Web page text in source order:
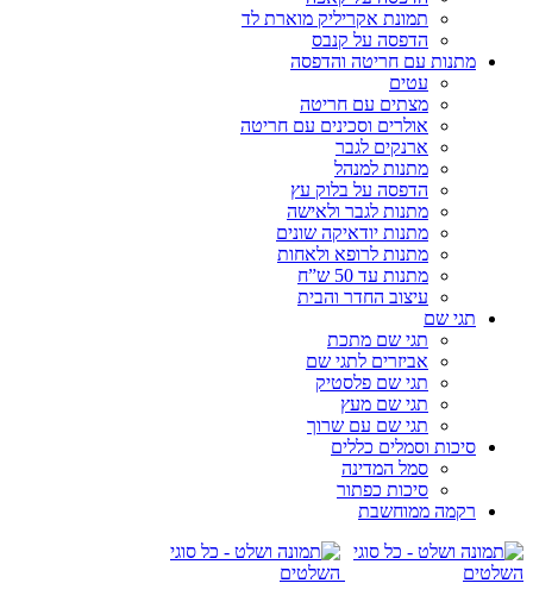
תמונת אקריליק מוארת לד
הדפסה על קנבס
מתנות עם חריטה והדפסה
עטים
מצתים עם חריטה
אולרים וסכינים עם חריטה
ארנקים לגבר
מתנות למנהל
הדפסה על בלוק עץ
מתנות לגבר ולאישה
מתנות יודאיקה שונים
מתנות לרופא ולאחות
מתנות עד 50 ש”ח
עיצוב החדר והבית
תגי שם
תגי שם מתכת
אביזרים לתגי שם
תגי שם פלסטיק
תגי שם מעץ
תגי שם עם שרוך
סיכות וסמלים כללים
סמל המדינה
סיכות כפתור
רקמה ממוחשבת